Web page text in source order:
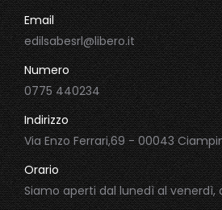
Email
edilsabesrl@libero.it
Numero
0775 440234
Indirizzo
Via Enzo Ferrari,69 - 00043
Orario
Siamo aperti dal lunedì al venerdì,